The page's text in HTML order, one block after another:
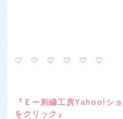
♡ ♡ ♡ ♡ ♡ ♡
『Ｅー刺繍工房Yahoo!シ
をクリック』